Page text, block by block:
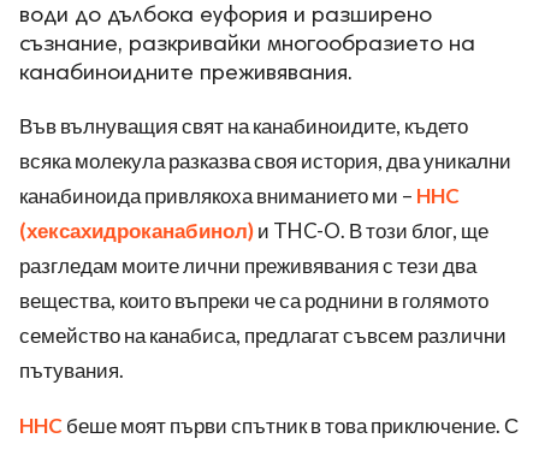
води до дълбока еуфория и разширено
съзнание, разкривайки многообразието на
канабиноидните преживявания.
Във вълнуващия свят на канабиноидите, където
всяка молекула разказва своя история, два уникални
канабиноида привлякоха вниманието ми – HHC
(хексахидроканабинол)и THC-O. В този блог, ще
разгледам моите лични преживявания с тези два
вещества, които въпреки че са роднини в голямото
семейство на канабиса, предлагат съвсем различни
пътувания.
HHC беше моят първи спътник в това приключение. С